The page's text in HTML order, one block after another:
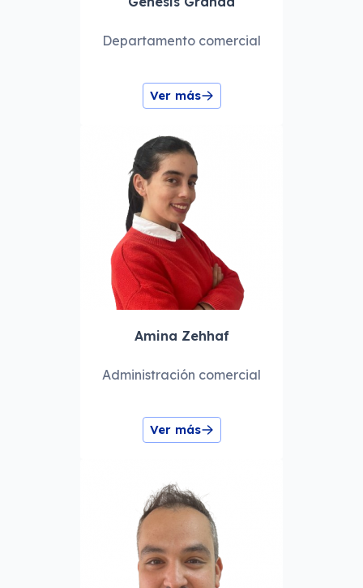
Departamento comercial
Ver más
Amina Zehhaf
Administración comercial
Ver más